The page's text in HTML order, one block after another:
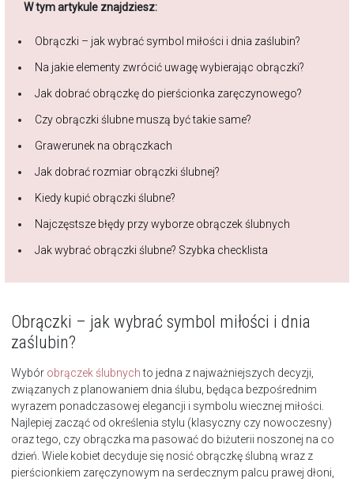
W tym artykule znajdziesz:
Obrączki – jak wybrać symbol miłości i dnia zaślubin?
Na jakie elementy zwrócić uwagę wybierając obrączki?
Jak dobrać obrączkę do pierścionka zaręczynowego?
Czy obrączki ślubne muszą być takie same?
Grawerunek na obrączkach
Jak dobrać rozmiar obrączki ślubnej?
Kiedy kupić obrączki ślubne?
Najczęstsze błędy przy wyborze obrączek ślubnych
Jak wybrać obrączki ślubne? Szybka checklista
Obrączki – jak wybrać symbol miłości i dnia
zaślubin?
Wybór obrączek ślubnychto jedna z najważniejszych decyzji,
związanych z planowaniem dnia ślubu, będąca bezpośrednim
wyrazem ponadczasowej elegancji i symbolu wiecznej miłości.
Najlepiej zacząć od określenia stylu (klasyczny czy nowoczesny)
oraz tego, czy obrączka ma pasować do biżuterii noszonej na co
dzień. Wiele kobiet decyduje się nosić obrączkę ślubną wraz z
pierścionkiem zaręczynowym na serdecznym palcu prawej dłoni,